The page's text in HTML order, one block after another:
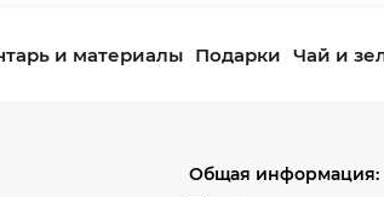
и материалы Подарки Чай и
Общая информация: